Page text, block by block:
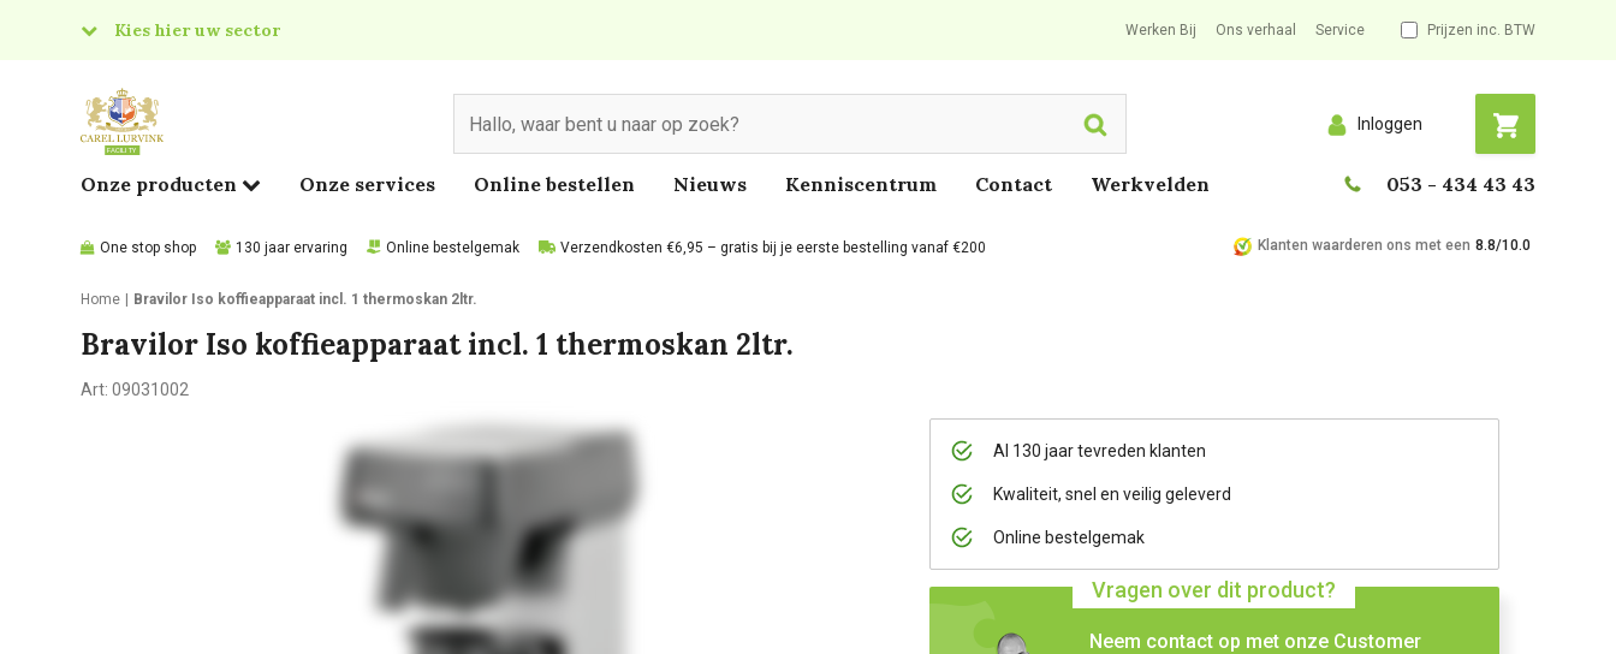
Kies hier uw sector
Food
Werken Bij Ons verhaal Service Prijzen inc. BTW
Search Inloggen
Onze producten Onze services Online bestellen Nieuws Kenniscentrum Contact Werkvelden 053 - 434 43 43
One stop shop 130 jaar ervaring Online bestelgemak Verzendkosten €6,95 – gratis bij je eerste bestelling vanaf €200 Klanten waarderen ons met een 8.8/10.0
Home Bravilor Iso koffieapparaat incl. 1 thermoskan 2ltr.
Bravilor Iso koffieapparaat incl. 1 thermoskan 2ltr.
Art: 09031002
Al 130 jaar tevreden klanten
Kwaliteit, snel en veilig geleverd
Online bestelgemak
Vragen over dit product?
Neem contact op met onze Customer